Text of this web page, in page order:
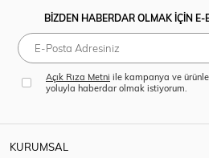
BİZDEN HABERDAR OLMAK İÇİN E-
Açık Rıza Metni ile kampanya ve
yoluyla haberdar olmak istiyorum.
KURUMSAL